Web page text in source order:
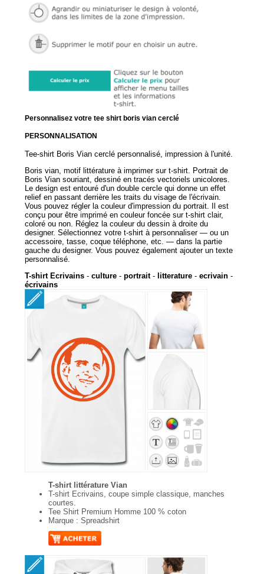
Personnalisez votre tee shirt boris vian cerclé
PERSONNALISATION
Tee-shirt Boris Vian cerclé personnalisé, impression à l'unité.
Boris vian, motif littérature à imprimer sur t-shirt. Portrait de
Boris Vian souriant, dessiné en tracés vectoriels unicolores.
Le design est entouré d'un double cercle qui donne un effet
relief en passant derrière les traits du visage de l'écrivain.
Vous pouvez régler la couleur d'impression du portrait. Il est
conçu pour être imprimé en couleur foncée sur t-shirt clair,
coloré ou non. Réglez la couleur du dessin à droite du
designer. Sélectionnez votre t-shirt à personnaliser — ou un
accessoire, tasse, coque téléphone, etc. — dans la partie
gauche du designer. Vous pouvez également ajouter un texte
personnalisé.
T-shirt Ecrivains- culture- portrait- litterature- ecrivain-
écrivains
T-shirt littérature Vian
T-shirt Ecrivains, coupe simple classique, manches
courtes.
Tee Shirt Premium Homme 100 % coton
Marque : Spreadshirt